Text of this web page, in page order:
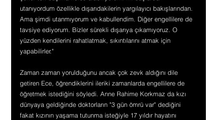
utanıyordum özellikle dışarıdakilerin yargılayıcı bakışlarından.
Ama şimdi utanmıyorum ve kabullendim. Diğer engellilere de
tavsiye ediyorum. Bizler sürekli dışarıya çıkamıyoruz. O
yüzden kendilerini rahatlatmak, sıkıntılarını atmak için
yapabilirler."
Zaman zaman yorulduğunu ancak çok zevk aldığını dile
getiren Ece, öğrendiklerini ileriki zamanlarda engellilere de
öğretmek istediğini söyledi. Anne Rahime Korkmaz da kızı
dünyaya geldiğinde doktorların "3 gün ömrü var" dediğini
fakat kızının yaşama tutunma isteğiyle 17 yıldır hayatını